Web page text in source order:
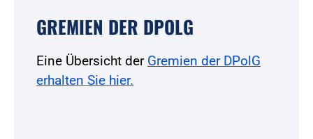
GREMIEN DER DPOLG
Eine Übersicht der Gremien der DPolG
erhalten Sie hier.